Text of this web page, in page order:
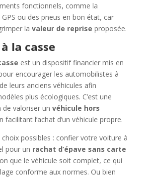
fonctionnels, comme la
ou des pneus en bon état, car
la valeur de reprise proposée.
la casse
est un dispositif financier mis en
encourager les automobilistes à
leurs anciens véhicules afin
plus écologiques. C’est une
valoriser un véhicule hors
facilitant l’achat d’un véhicule propre.
choix possibles : confier votre voiture à
pour un rachat d’épave sans carte
que le véhicule soit complet, ce qui
conforme aux normes. Ou bien